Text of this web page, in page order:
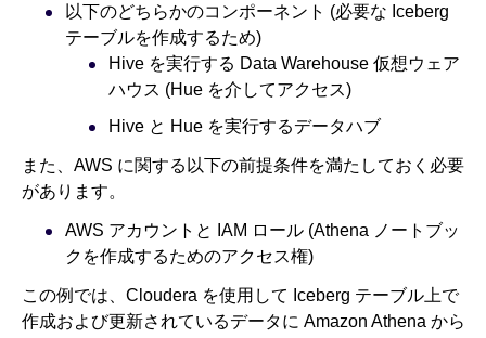
以下のどちらかのコンポーネント (必要な Iceberg
テーブルを作成するため)
Hive を実行する Data Warehouse 仮想ウェア
ハウス (Hue を介してアクセス)
Hive と Hue を実行するデータハブ
また、AWS に関する以下の前提条件を満たしておく必要
があります。
AWS アカウントと IAM ロール (Athena ノートブッ
クを作成するためのアクセス権)
この例では、Cloudera を使用して Iceberg テーブル上で
作成および更新されているデータに Amazon Athena から